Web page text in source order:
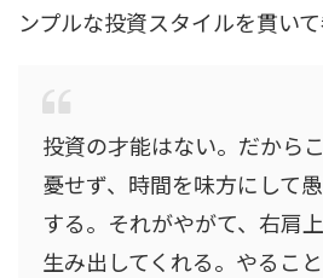
ンプルな投資スタイルを貫いて
投資の才能はない。だから
憂せず、時間を味方にして
する。それがやがて、右肩
生み出してくれる。やること